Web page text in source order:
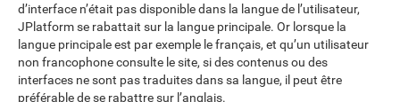
d’interface n’était pas disponible dans la langue de l’utilisateur,
JPlatform se rabattait sur la langue principale. Or lorsque la
langue principale est par exemple le français, et qu’un utilisateur
non francophone consulte le site, si des contenus ou des
interfaces ne sont pas traduites dans sa langue, il peut être
préférable de se rabattre sur l’anglais.